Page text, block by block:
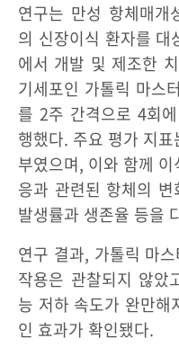
연구는 만성 항체매개
의 신장이식 환자를 대
에서 개발 및 제조한
기세포인 가톨릭 마
를 2주 간격으로 4회
행했다. 주요 평가 지
부였으며, 이와 함께
응과 관련된 항체의
발생률과 생존율 등을
연구 결과, 가톨릭 마
작용은 관찰되지 않았
능 저하 속도가 완만해
인 효과가 확인됐다.